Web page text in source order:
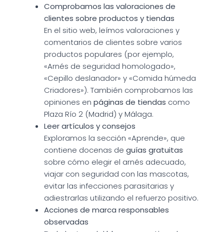
Comprobamos las valoraciones de
clientes sobre productos y tiendas
En el sitio web, leímos valoraciones y
comentarios de clientes sobre varios
productos populares (por ejemplo,
«Arnés de seguridad homologado»,
«Cepillo deslanador» y «Comida húmeda
Criadores»). También comprobamos las
opiniones en páginas de tiendas como
Plaza Río 2 (Madrid) y Málaga.
Leer artículos y consejos
Exploramos la sección «Aprende», que
contiene docenas de guías gratuitas
sobre cómo elegir el arnés adecuado,
viajar con seguridad con las mascotas,
evitar las infecciones parasitarias y
adiestrarlas utilizando el refuerzo positivo.
Acciones de marca responsables
observadas